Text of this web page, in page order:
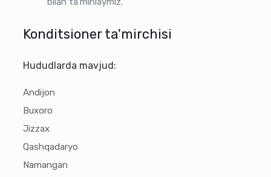
Konditsioner ta'mirchisi
Hududlarda mavjud:
Andijon
Buxoro
Jizzax
Qashqadaryo
Namangan